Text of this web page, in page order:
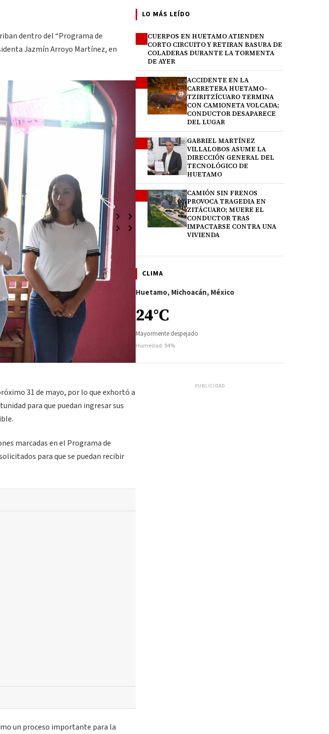
dentro del “Programa de
Jazmín Arroyo Martínez, en
31 de mayo, por lo que exhortó a
para que puedan ingresar sus
marcadas en el Programa de
para que se puedan recibir
un proceso importante para la
LO MÁS LEÍDO
CUERPOS EN HUETAMO ATIENDEN
CORTO CIRCUITO Y RETIRAN BASURA DE
COLADERAS DURANTE LA TORMENTA
DE AYER
ACCIDENTE EN LA
CARRETERA HUETAMO–
TZIRITZÍCUARO TERMINA
CON CAMIONETA VOLCADA;
CONDUCTOR DESAPARECE
DEL LUGAR
GABRIEL MARTÍNEZ
VILLALOBOS ASUME LA
DIRECCIÓN GENERAL DEL
TECNOLÓGICO DE
HUETAMO
CAMIÓN SIN FRENOS
PROVOCA TRAGEDIA EN
ZITÁCUARO; MUERE EL
CONDUCTOR TRAS
IMPACTARSE CONTRA UNA
VIVIENDA
CLIMA
Huetamo, Michoacán, México
24°C
Mayormente despejado
Humedad: 94%
PUBLICIDAD